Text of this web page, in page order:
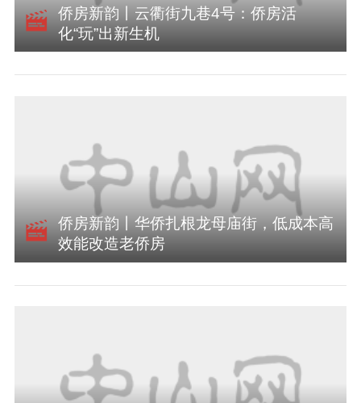
侨房新韵丨云衢街九巷4号：侨房活
化“玩”出新生机
侨房新韵丨华侨扎根龙母庙街，低成本高
效能改造老侨房